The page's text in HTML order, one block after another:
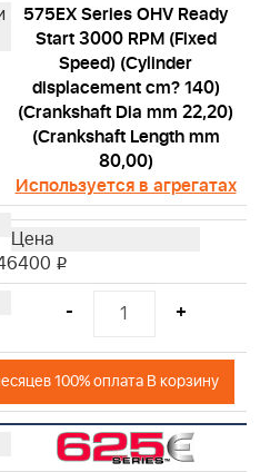
575EX Series OHV Ready
Start 3000 RPM (Fixed
Speed) (Cylinder
displacement cm? 140)
(Crankshaft Dia mm 22,20)
(Crankshaft Length mm
80,00)
Используется в агрегатах
i
- +
100% оплата В корзину